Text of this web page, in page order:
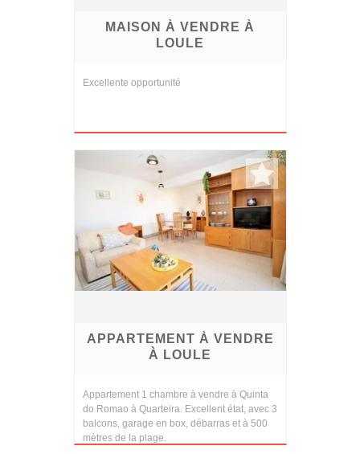
MAISON À VENDRE À
LOULE
Excellente opportunité
APPARTEMENT À VENDRE
À LOULE
Appartement 1 chambre à vendre à Quinta
do Romao à Quarteira. Excellent état, avec 3
balcons, garage en box, débarras et à 500
mètres de la plage.